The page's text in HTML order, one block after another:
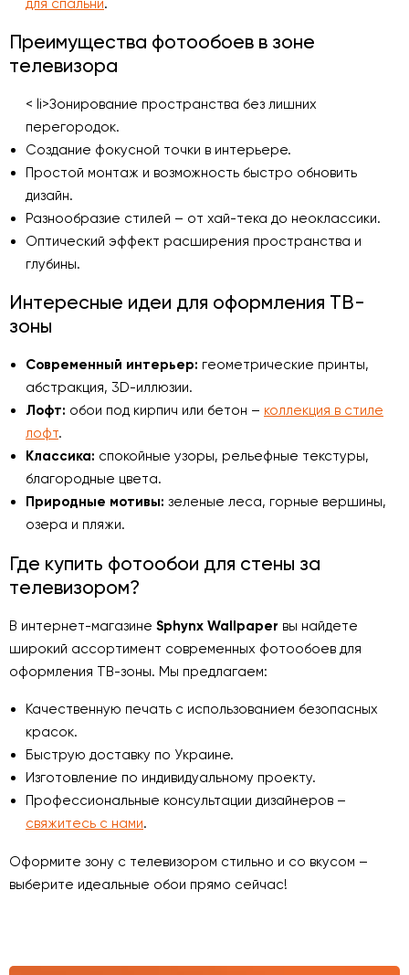
для спальни.
Преимущества фотообоев в зоне
телевизора
< li>Зонирование пространства без лишних
перегородок.
Создание фокусной точки в интерьере.
Простой монтаж и возможность быстро обновить
дизайн.
Разнообразие стилей – от хай-тека до неоклассики.
Оптический эффект расширения пространства и
глубины.
Интересные идеи для оформления ТВ-
зоны
Современный интерьер: геометрические принты,
абстракция, 3D-иллюзии.
Лофт: обои под кирпич или бетон – коллекция в стиле
лофт.
Классика: спокойные узоры, рельефные текстуры,
благородные цвета.
Природные мотивы: зеленые леса, горные вершины,
озера и пляжи.
Где купить фотообои для стены за
телевизором?
В интернет-магазине Sphynx Wallpaper вы найдете
широкий ассортимент современных фотообоев для
оформления ТВ-зоны. Мы предлагаем:
Качественную печать с использованием безопасных
красок.
Быструю доставку по Украине.
Изготовление по индивидуальному проекту.
Профессиональные консультации дизайнеров –
свяжитесь с нами.
Оформите зону с телевизором стильно и со вкусом –
выберите идеальные обои прямо сейчас!